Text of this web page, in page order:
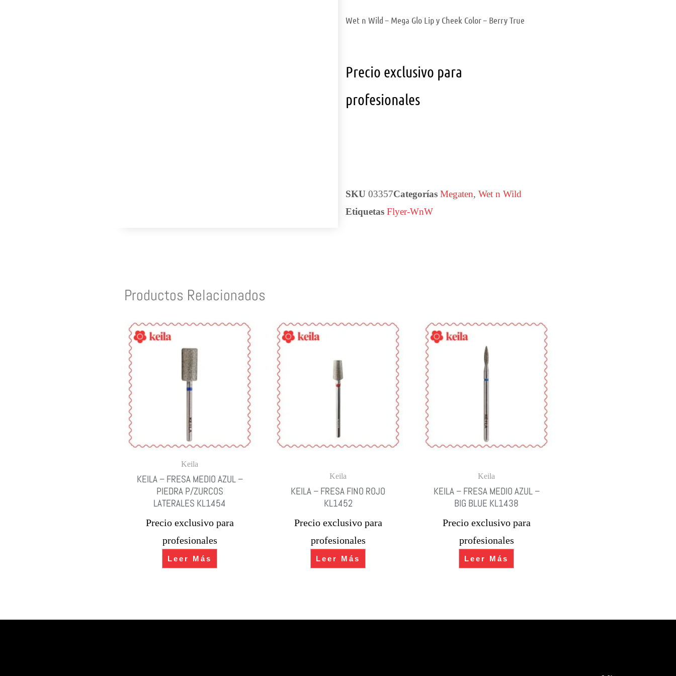
Wet n Wild – Mega Glo Lip y Cheek Color – Berry True
Precio exclusivo para
profesionales
SKU 03357Categorías Megaten, Wet n Wild
Etiquetas Flyer-WnW
Productos Relacionados
Keila
KEILA – FRESA MEDIO AZUL –
PIEDRA P/ZURCOS
LATERALES KL1454
Precio exclusivo para
profesionales
Leer Más
Keila
KEILA – FRESA FINO ROJO
KL1452
Precio exclusivo para
profesionales
Leer Más
Keila
KEILA – FRESA MEDIO AZUL –
BIG BLUE KL1438
Precio exclusivo para
profesionales
Leer Más